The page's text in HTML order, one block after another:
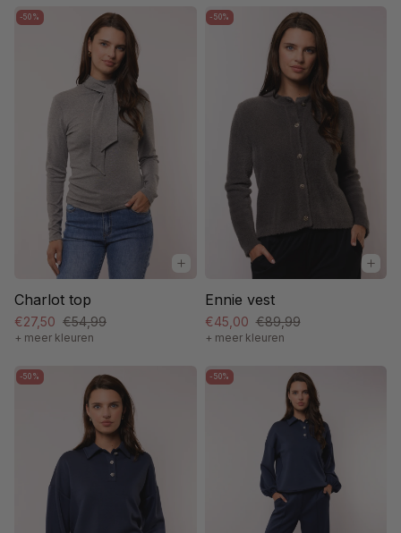
-50%
Charlot top
€27,50 €54,99
+ meer kleuren
-50%
Ennie vest
€45,00 €89,99
+ meer kleuren
-50% -50%